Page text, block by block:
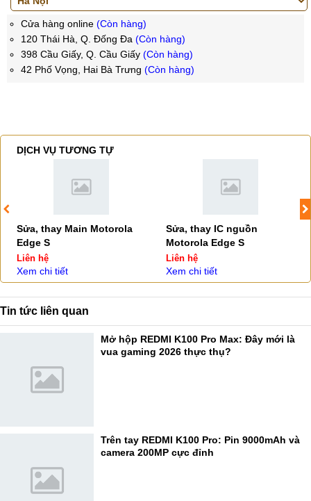
Cửa hàng online (Còn hàng)
120 Thái Hà, Q. Đống Đa (Còn hàng)
398 Cầu Giấy, Q. Cầu Giấy (Còn hàng)
42 Phố Vọng, Hai Bà Trưng (Còn hàng)
DỊCH VỤ TƯƠNG TỰ
Sửa, thay Main Motorola
Edge S
Liên hệ
Xem chi tiết
Sửa, thay IC nguồn
Motorola Edge S
Liên hệ
Xem chi tiết
Tin tức liên quan
Mở hộp REDMI K100 Pro Max: Đây mới là
vua gaming 2026 thực thụ?
Trên tay REDMI K100 Pro: Pin 9000mAh và
camera 200MP cực đỉnh